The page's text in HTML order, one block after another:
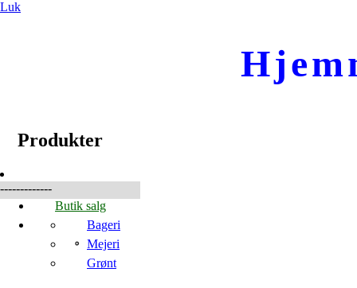
Luk
Produkter
-------------
Butik salg
Bageri
Mejeri
Grønt